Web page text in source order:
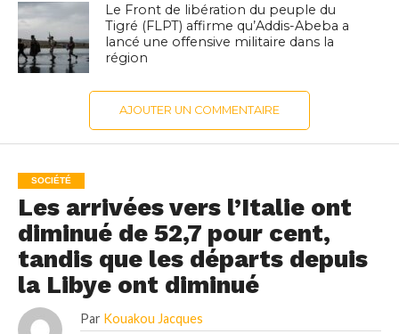
Le Front de libération du peuple du
Tigré (FLPT) affirme qu’Addis-Abeba a
lancé une offensive militaire dans la
région
AJOUTER UN COMMENTAIRE
SOCIÉTÉ
Les arrivées vers l’Italie ont
diminué de 52,7 pour cent,
tandis que les départs depuis
la Libye ont diminué
Par Kouakou Jacques